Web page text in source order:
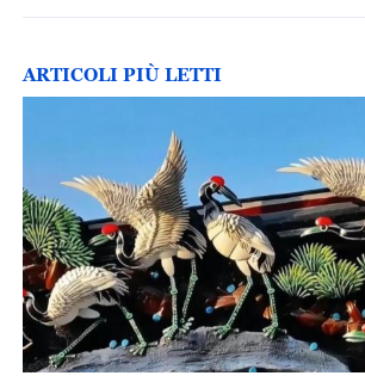
ARTICOLI PIÙ LETTI